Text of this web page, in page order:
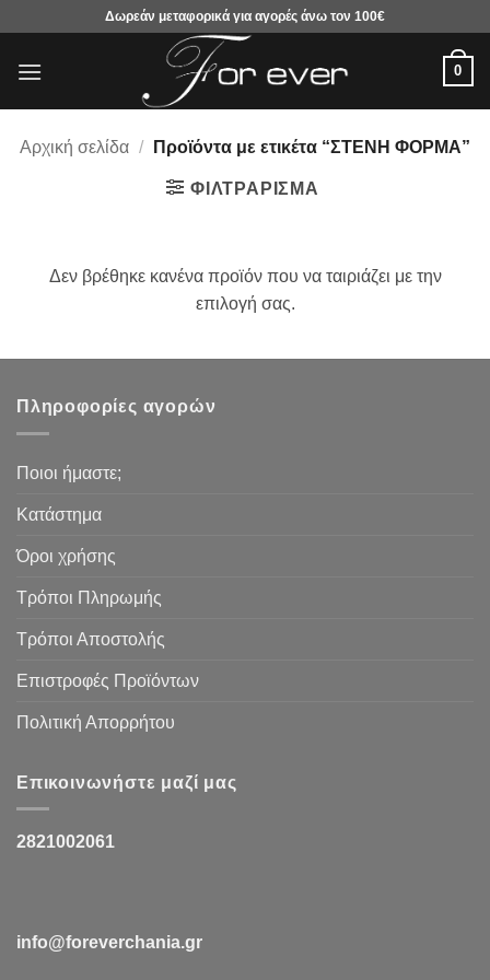
περιεχόμενο
Δωρεάν μεταφορικά για αγορές άνω τον 100€
0
Αρχική σελίδα / Προϊόντα με ετικέτα “ΣΤΕΝΗ ΦΟΡΜΑ”
ΦΙΛΤΡΆΡΙΣΜΑ
Δεν βρέθηκε κανένα προϊόν που να ταιριάζει με την
επιλογή σας.
Πληροφορίες αγορών
Ποιοι ήμαστε;
Κατάστημα
Όροι χρήσης
Τρόποι Πληρωμής
Τρόποι Αποστολής
Επιστροφές Προϊόντων
Πολιτική Απορρήτου
Επικοινωνήστε μαζί μας
2821002061
info@foreverchania.gr